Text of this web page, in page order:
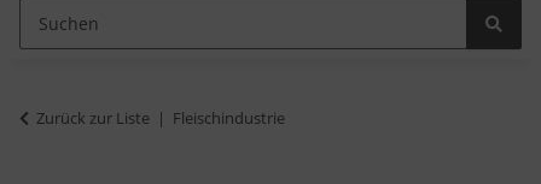
Zurück zur Liste Fleischindustrie